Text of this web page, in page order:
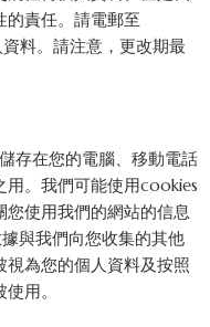
的責任。請電郵至
料。請注意，更改期最
存在您的電腦、移動電話
用。我們可能使用cookies
使用我們的網站的信息
據與我們向您收集的其他
為您的個人資料及按照
用。